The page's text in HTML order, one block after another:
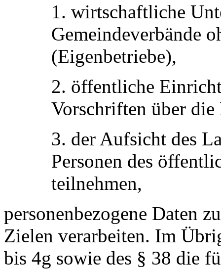
1. wirtschaftliche
Gemeindeverbände
(Eigenbetriebe),
2. öffentliche
Vorschriften über
3. der Aufsicht des
Personen des
teilnehmen,
personenbezogene Daten
Zielen verarbeiten. Im
bis 4g sowie des § 38 die